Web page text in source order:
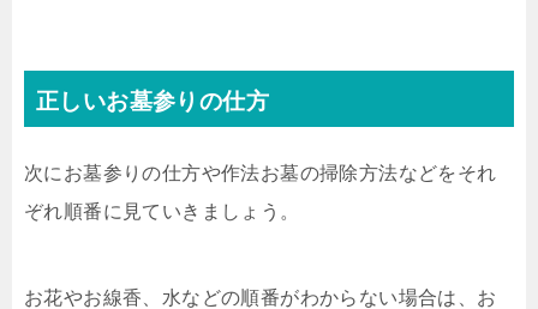
正しいお墓参りの仕方
次にお墓参りの仕方や作法お墓の掃除方法などをそれ
ぞれ順番に見ていきましょう。
お花やお線香、水などの順番がわからない場合は、お